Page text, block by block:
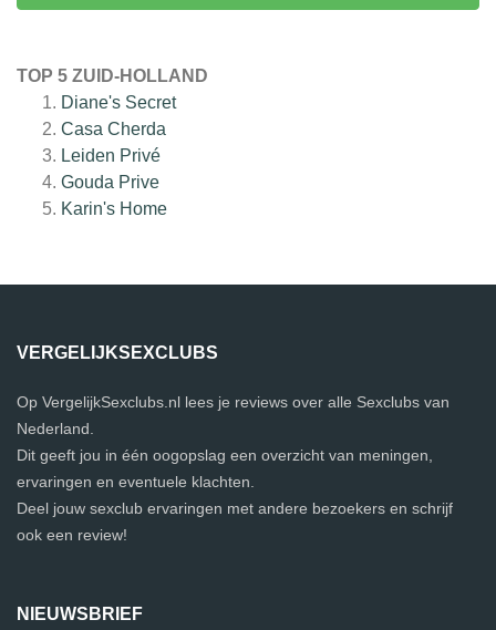
TOP 5 ZUID-HOLLAND
Diane's Secret
Casa Cherda
Leiden Privé
Gouda Prive
Karin's Home
VERGELIJKSEXCLUBS
Op VergelijkSexclubs.nl lees je reviews over alle Sexclubs van
Nederland.
Dit geeft jou in één oogopslag een overzicht van meningen,
ervaringen en eventuele klachten.
Deel jouw sexclub ervaringen met andere bezoekers en schrijf
ook een review!
NIEUWSBRIEF